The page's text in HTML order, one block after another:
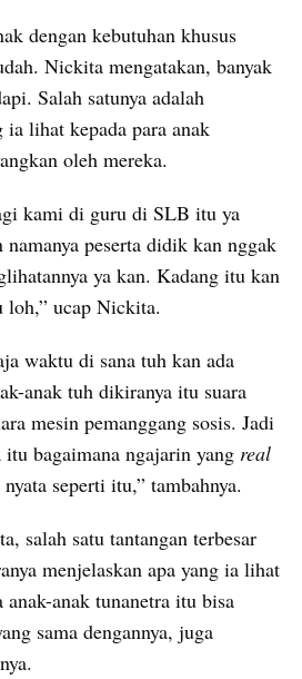
dengan kebutuhan khusus
Nickita mengatakan, banyak
Salah satunya adalah
ia lihat kepada para anak
oleh mereka.
kami di guru di SLB itu ya
namanya peserta didik kan nggak
ya kan. Kadang itu kan
loh,” ucap Nickita.
waktu di sana tuh kan ada
anak tuh dikiranya itu suara
mesin pemanggang sosis. Jadi
bagaimana ngajarin yang real
seperti itu,” tambahnya.
salah satu tantangan terbesar
menjelaskan apa yang ia lihat
anak-anak tunanetra itu bisa
sama dengannya, juga